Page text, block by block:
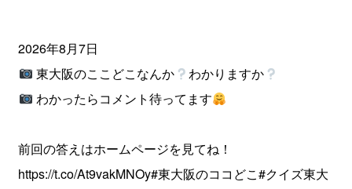
2026年8月7日
東大阪のここどこなんか
わかりますか
わかったらコメント待ってます
前回の答えはホームページを見てね！
https://t.co/At9vakMNOy#東大阪のココどこ#クイズ東大